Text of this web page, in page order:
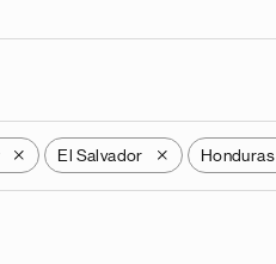
X El Salvador X Honduras